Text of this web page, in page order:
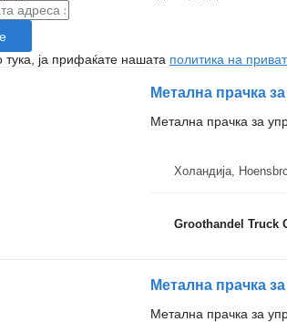
ја прифаќате нашата политика на
Метална прачка
Метална прачка за
Холандија,
Groothandel Truck
Метална прачка
Метална прачка за